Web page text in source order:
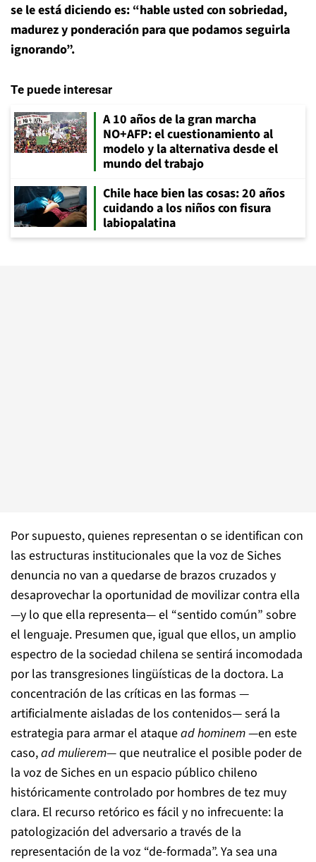
se le está diciendo es: “hable usted con sobriedad,
madurez y ponderación para que podamos seguirla
ignorando”.
Te puede interesar
A 10 años de la gran marcha
NO+AFP: el cuestionamiento al
modelo y la alternativa desde el
mundo del trabajo
Chile hace bien las cosas: 20 años
cuidando a los niños con fisura
labiopalatina
Por supuesto, quienes representan o se identifican con
las estructuras institucionales que la voz de Siches
denuncia no van a quedarse de brazos cruzados y
desaprovechar la oportunidad de movilizar contra ella
—y lo que ella representa— el “sentido común” sobre
el lenguaje. Presumen que, igual que ellos, un amplio
espectro de la sociedad chilena se sentirá incomodada
por las transgresiones lingüísticas de la doctora. La
concentración de las críticas en las formas —
artificialmente aisladas de los contenidos— será la
estrategia para armar el ataquead hominem—en este
caso,ad mulierem— que neutralice el posible poder de
la voz de Siches en un espacio público chileno
históricamente controlado por hombres de tez muy
clara. El recurso retórico es fácil y no infrecuente: la
patologización del adversario a través de la
representación de la voz “de-formada”. Ya sea una